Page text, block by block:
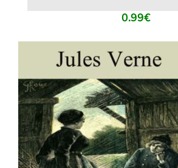
0.99€
AJOUTER AU PANIER / DÉTAILS